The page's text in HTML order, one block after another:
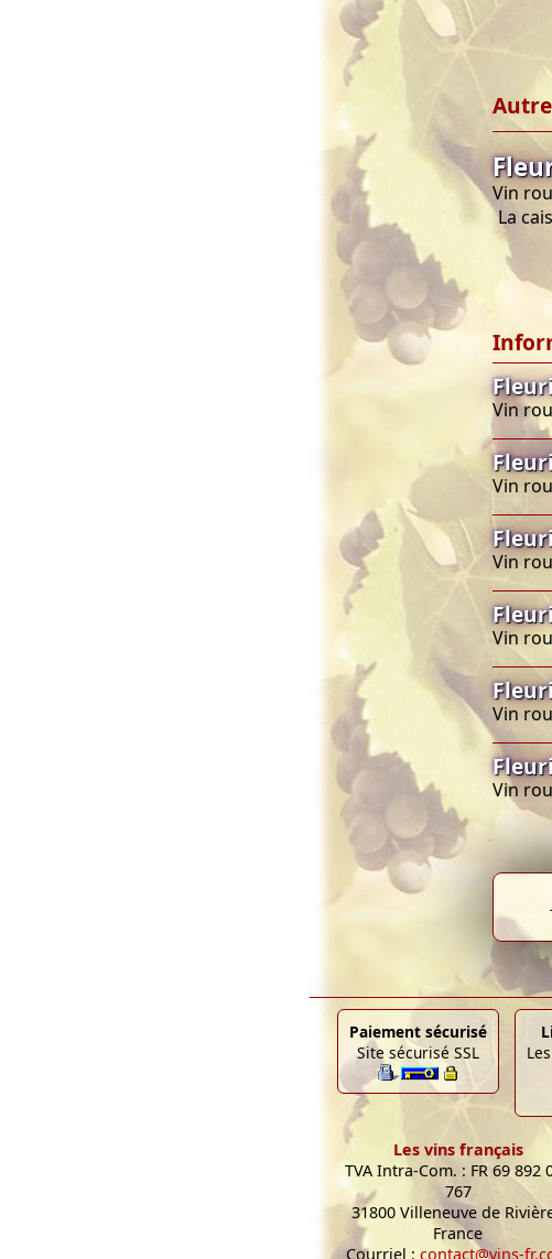
Vin
La
Vin
Vin
Vin
Vin
Vin
Vin
Paiement sécurisé
Site sécurisé SSL
Les vins français
TVA Intra-Com. : FR 69 892
767
31800 Villeneuve de
France
Courriel : contact@vins-